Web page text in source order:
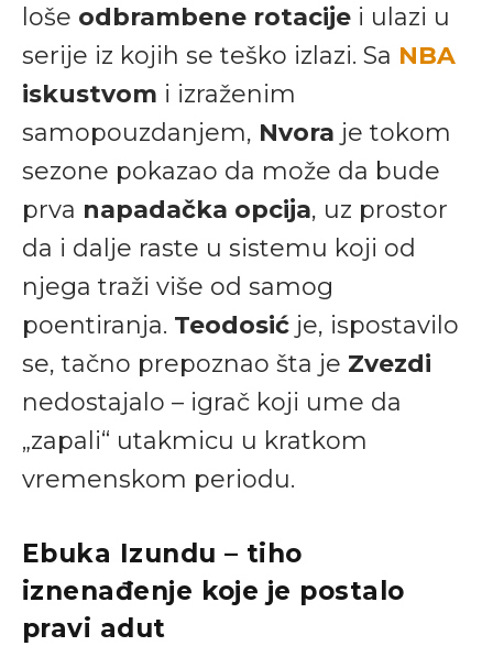
loše odbrambene rotacije i ulazi u
serije iz kojih se teško izlazi. Sa NBA
iskustvom i izraženim
samopouzdanjem, Nvora je tokom
sezone pokazao da može da bude
prva napadačka opcija, uz prostor
da i dalje raste u sistemu koji od
njega traži više od samog
poentiranja. Teodosić je, ispostavilo
se, tačno prepoznao šta je Zvezdi
nedostajalo – igrač koji ume da
„zapali“ utakmicu u kratkom
vremenskom periodu.
Ebuka Izundu – tiho
iznenađenje koje je postalo
pravi adut